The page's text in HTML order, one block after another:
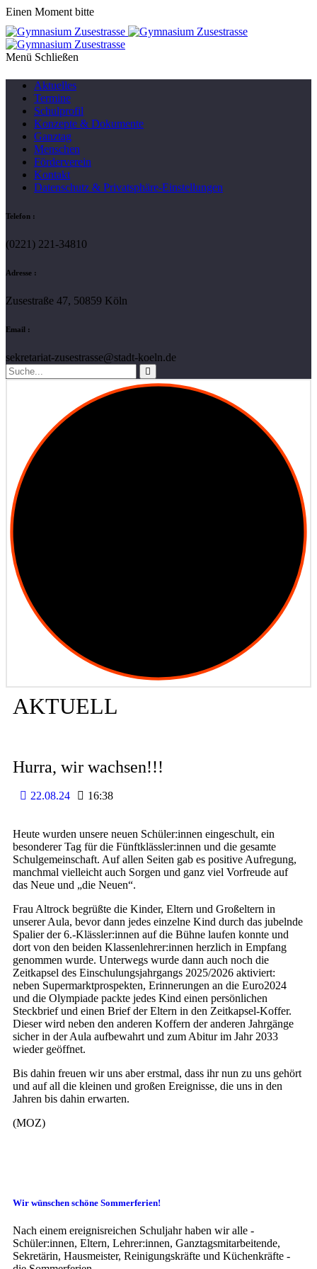
Einen Moment bitte
Menü
Aktuelles
Termine
Schulprofil
Konzepte & Dokumente
Ganztag
Menschen
Förderverein
Kontakt
Datenschutz & Privatsphäre-Einstellungen
Telefon :
(0221) 221-34810
Adresse :
Zusestraße 47, 50859 Köln
Email :
sekretariat-zusestrasse@stadt-koeln.de
AKTUELL
Hurra, wir wachsen!!!
22.08.24 16:38
Heute wurden unsere neuen Schüler:innen eingeschult, ein
besonderer Tag für die Fünftklässler:innen und die gesamte
Schulgemeinschaft. Auf allen Seiten gab es positive Aufregung,
manchmal vielleicht auch Sorgen und ganz viel Vorfreude auf
das Neue und „die Neuen“.
Frau Altrock begrüßte die Kinder, Eltern und Großeltern in
unserer Aula, bevor dann jedes einzelne Kind durch das jubelnde
Spalier der 6.-Klässler:innen auf die Bühne laufen konnte und
dort von den beiden Klassenlehrer:innen herzlich in Empfang
genommen wurde. Unterwegs wurde dann auch noch die
Zeitkapsel des Einschulungsjahrgangs 2025/2026 aktiviert:
neben Supermarktprospekten, Erinnerungen an die Euro2024
und die Olympiade packte jedes Kind einen persönlichen
Steckbrief und einen Brief der Eltern in den Zeitkapsel-Koffer.
Dieser wird neben den anderen Koffern der anderen Jahrgänge
sicher in der Aula aufbewahrt und zum Abitur im Jahr 2033
wieder geöffnet.
Bis dahin freuen wir uns aber erstmal, dass ihr nun zu uns gehört
und auf all die kleinen und großen Ereignisse, die uns in den
Jahren bis dahin erwarten.
(MOZ)
Wir wünschen schöne Sommerferien!
Nach einem ereignisreichen Schuljahr haben wir alle -
Schüler:innen, Eltern, Lehrer:innen, Ganztagsmitarbeitende,
Sekretärin, Hausmeister, Reinigungskräfte und Küchenkräfte -